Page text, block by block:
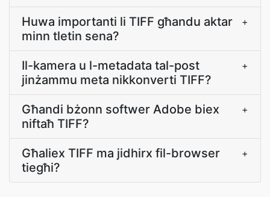
Huwa importanti li TIFF għandu aktar
minn tletin sena?
+
Il-kamera u l-metadata tal-post
jinżammu meta nikkonverti TIFF?
+
Għandi bżonn softwer Adobe biex
niftaħ TIFF?
+
Għaliex TIFF ma jidhirx fil-browser
tiegħi?
+